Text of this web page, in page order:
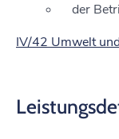
der
IV/42 Umwelt